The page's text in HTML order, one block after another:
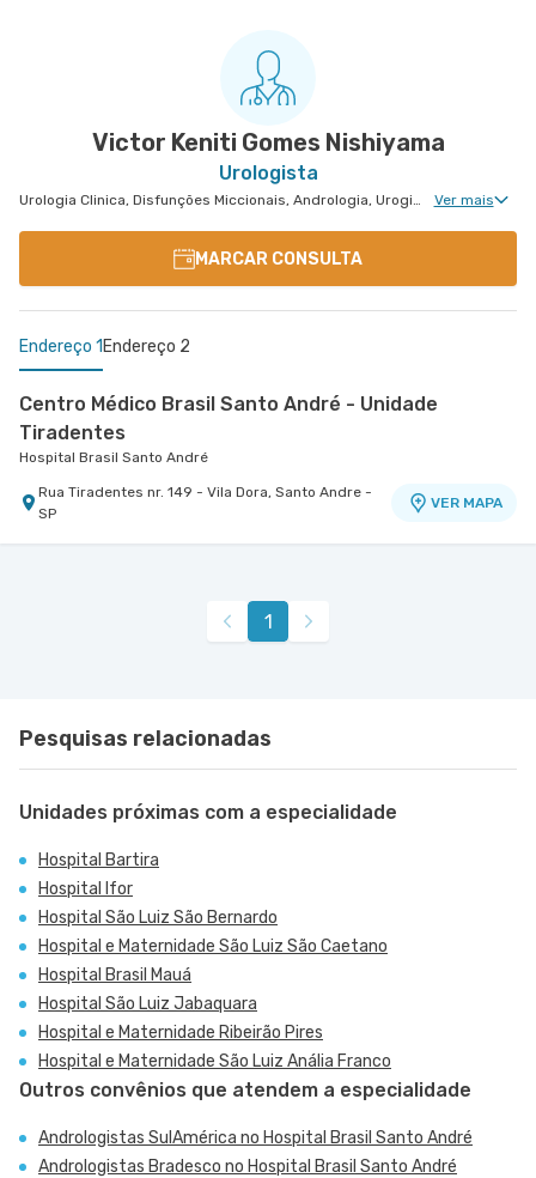
Hospital e Maternidade São Luiz São Caetano
Alameda Caulim nr. 115 1° Andar - Ceramica, Sao
Hospital e Maternidade São Luiz Anália Franco
Rua Antonio Camardo nr. 856 - Tatuape, Sao
Victor Keniti Gomes Nishiyama
Urologista
Urologia Clinica, Disfunções Miccionais, Andrologia, Uroginecologia, Urologia Oncológica, Cirurgia Robótica Urológica, Cirurgia Urológica Ver mais
MARCAR CONSULTA
Endereço 1 Endereço 2
Centro Médico Brasil Santo André - Unidade
Tiradentes
Hospital Brasil Santo André
Rua Tiradentes nr. 149 - Vila Dora, Santo Andre -
SP
VER MAPA
Centro Médico Bartira - Unidade Alfredo Maluf
Avenida Alfredo Maluf nr. 451 - Jardim Santo
1
Pesquisas relacionadas
Unidades próximas com a especialidade
Hospital Bartira
Hospital Ifor
Hospital São Luiz São Bernardo
Hospital e Maternidade São Luiz São Caetano
Hospital Brasil Mauá
Hospital São Luiz Jabaquara
Hospital e Maternidade Ribeirão Pires
Hospital e Maternidade São Luiz Anália Franco
Outros convênios que atendem a especialidade
Andrologistas SulAmérica no Hospital Brasil Santo André
Andrologistas Bradesco no Hospital Brasil Santo André